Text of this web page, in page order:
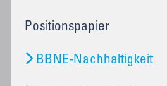
Positionspapier
BBNE-Nachhaltigkeit